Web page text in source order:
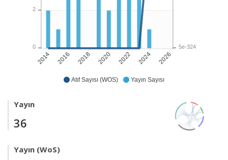
Atıf Sayısı (WOS) Yayın Sayısı
2014 2016 2018 2020 2022 2024 2026
5e-324
2
0
Yayın
36
Yayın (WoS)